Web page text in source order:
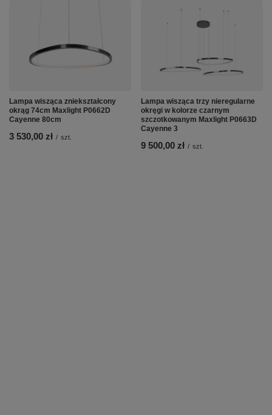
Lampa wisząca zniekształcony
okrąg 74cm Maxlight P0662D
Cayenne 80cm
3 530,00 zł / szt.
Lampa wisząca trzy nieregularne
okręgi w kolorze czarnym
szczotkowanym Maxlight P0663D
Cayenne 3
9 500,00 zł / szt.